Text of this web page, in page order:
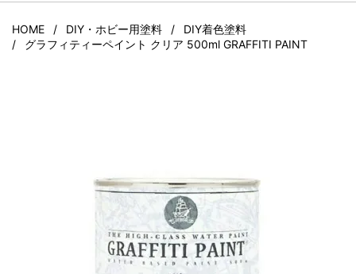
HOME DIY・ホビー用塗料
DIY着色塗料
グラフィティーペイント クリア 500ml GRAFFITI PAINT